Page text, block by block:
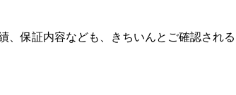
、保証内容なども、きちいんとご確認される